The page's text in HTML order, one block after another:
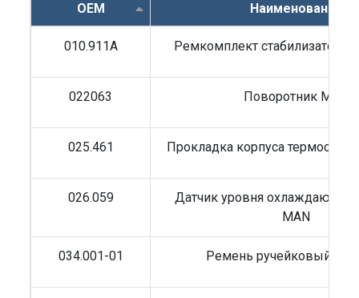
OEM Наименование
010.911A Ремкомплект стабилизатора
022063 Поворотник MAN
025.461 Прокладка корпуса
026.059
Датчик уровня охлаждающей
MAN
034.001-01 Ремень ручейковый